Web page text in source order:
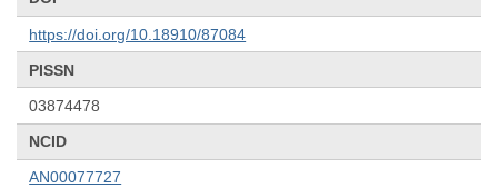
https://doi.org/10.18910/87084
PISSN
03874478
NCID
AN00077727